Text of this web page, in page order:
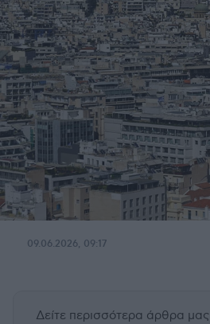
09.06.2026, 09:17
Δείτε περισσότερα άρθρα μας